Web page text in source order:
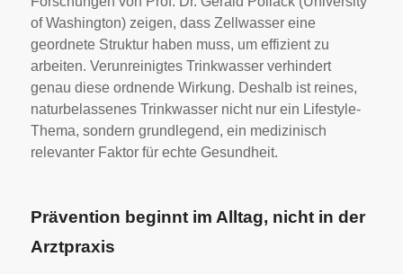
of Washington) zeigen, dass Zellwasser eine
geordnete Struktur haben muss, um effizient zu
arbeiten. Verunreinigtes Trinkwasser verhindert
genau diese ordnende Wirkung. Deshalb ist reines,
naturbelassenes Trinkwasser nicht nur ein Lifestyle-
Thema, sondern grundlegend, ein medizinisch
relevanter Faktor für echte Gesundheit.
Prävention beginnt im Alltag, nicht in der
Arztpraxis